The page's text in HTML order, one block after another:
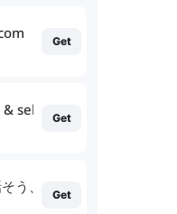
Get
sell in the app
Get
う、チャットしよう、集
Get